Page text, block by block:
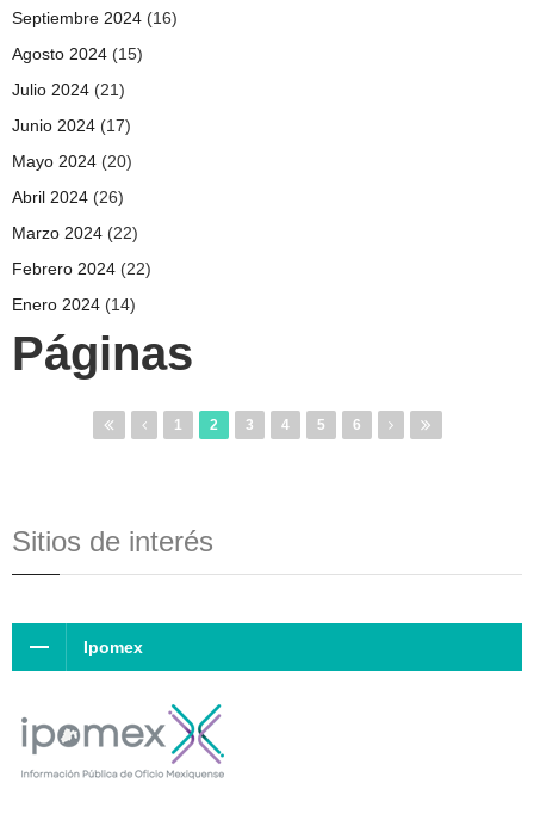
Septiembre 2024 (16)
Agosto 2024 (15)
Julio 2024 (21)
Junio 2024 (17)
Mayo 2024 (20)
Abril 2024 (26)
Marzo 2024 (22)
Febrero 2024 (22)
Enero 2024 (14)
Páginas
1 2 3 4 5 6
Sitios de interés
Ipomex